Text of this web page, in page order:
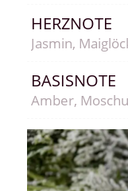
HERZNOTE
Jasmin,
BASISNOTE
Amber,